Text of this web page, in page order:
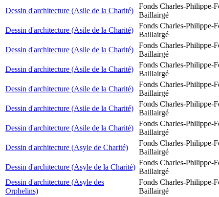
Dessin d'architecture (Asile de la Charité)
Fonds Charles-Philippe-
Baillairgé
Dessin d'architecture (Asile de la Charité)
Fonds Charles-Philippe-
Baillairgé
Dessin d'architecture (Asile de la Charité)
Fonds Charles-Philippe-
Baillairgé
Dessin d'architecture (Asile de la Charité)
Fonds Charles-Philippe-
Baillairgé
Dessin d'architecture (Asile de la Charité)
Fonds Charles-Philippe-
Baillairgé
Dessin d'architecture (Asile de la Charité)
Fonds Charles-Philippe-
Baillairgé
Dessin d'architecture (Asile de la Charité)
Fonds Charles-Philippe-
Baillairgé
Dessin d'architecture (Asyle de Charité)
Fonds Charles-Philippe-
Baillairgé
Dessin d'architecture (Asyle de la Charité)
Fonds Charles-Philippe-
Baillairgé
Dessin d'architecture (Asyle des
Orphelins)
Fonds Charles-Philippe-
Baillairgé